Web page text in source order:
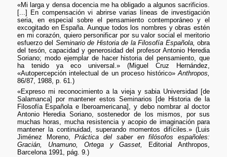
«Mi larga y densa docencia me ha obligado a algunos sacrificios.
[...] En compensación vi abrirse varias líneas de investigación
seria, en especial sobre el pensamiento contemporáneo y el
excogitado en España. Aunque todos los nombres y obras estén
en mi corazón, quiero personificar por su valor social el meritorio
esfuerzo del Seminario de Historia de la Filosofía Española, obra
del tesón, capacidad y generosidad del profesor Antonio Heredia
Soriano; modo ejemplar de hacer historia del pensamiento, que
ha tenido ya eco universal.» (Miguel Cruz Hernández,
«Autopercepción intelectual de un proceso histórico»Anthropos,
86/87, 1988, p. 61.)
«Expreso mi reconocimiento a la vieja y sabia Universidad [de
Salamanca] por mantener estos Seminarios [de Historia de la
Filosofía Española e Iberoamericana], y debo nombrar al doctor
Antonio Heredia Soriano, sostenedor de los mismos, por sus
muchas horas, mucha resistencia y acopio de imaginación para
mantener la continuidad, superando momentos difíciles.» (Luis
Jiménez Moreno,Práctica del saber en filósofos españoles:
Gracián, Unamuno, Ortega y Gasset,
Editorial Anthropos,
Barcelona 1991, pág. 9.)